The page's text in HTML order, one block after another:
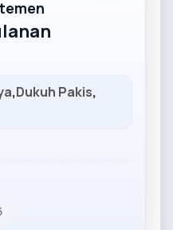
,Dukuh Pakis,